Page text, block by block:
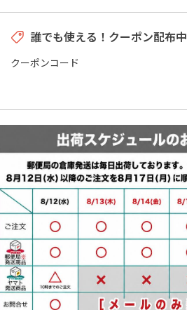
誰でも使える！クーポン配布中
クーポンコード